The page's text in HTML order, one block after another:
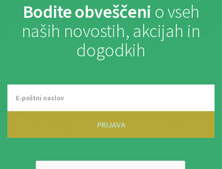
Bodite obveščeni o vseh
naših novostih, akcijah in
dogodkih
PRIJAVA